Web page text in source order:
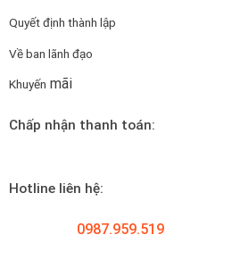
Quyết định thành lập
Về ban lãnh đạo
Khuyến mãi
Chấp nhận thanh toán:
Hotline liên hệ:
0987.959.519